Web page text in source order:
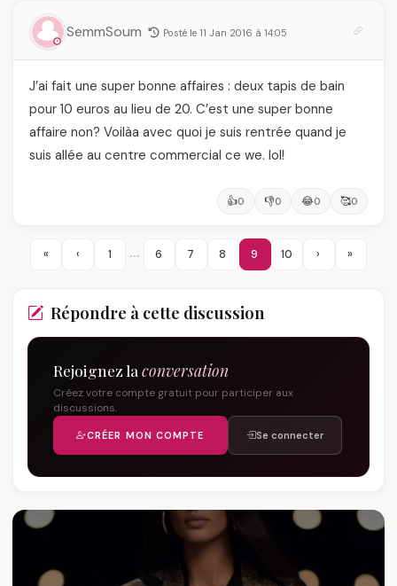
SemmSoum Posté le 11 Jan 2016 à 14:05
J’ai fait une super bonne affaires : deux tapis de bain
pour 10 euros au lieu de 20. C’est une super bonne
affaire non? Voilàa avec quoi je suis rentrée quand je
suis allée au centre commercial ce we. lol!
👍0 👎0 😂0 🥰0
« ‹ 1 … 6 7 8 9 10 › »
Répondre à cette discussion
Rejoignez la conversation
Créez votre compte gratuit pour participer aux
discussions.
CRÉER MON COMPTE Se connecter